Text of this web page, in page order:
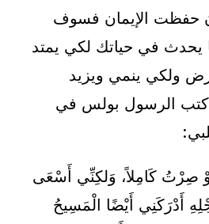
حفظت الإيمان فسوف
يحدث في حياتك لكي يمتد
ولكي ينمي ويزيد
كتب الرسول بولس في
صِرْتُ كَامِلاً، وَلكِنِّي أَسْعَى
أَدْرَكَنِي أَيْضًا الْمَسِيحُ